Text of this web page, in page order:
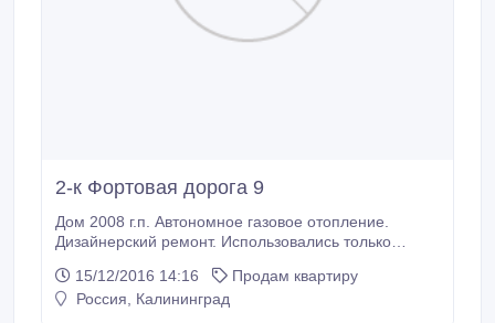
2-к Фортовая дорога 9
Дом 2008 г.п. Автономное газовое отопление.
Дизайнерский ремонт. Использовались только
семья без детей менее 2-х лет, пока строился
загородный дом. Имеется система климат-
15/12/2016 14:16
Продам квартиру
Россия, Калининград